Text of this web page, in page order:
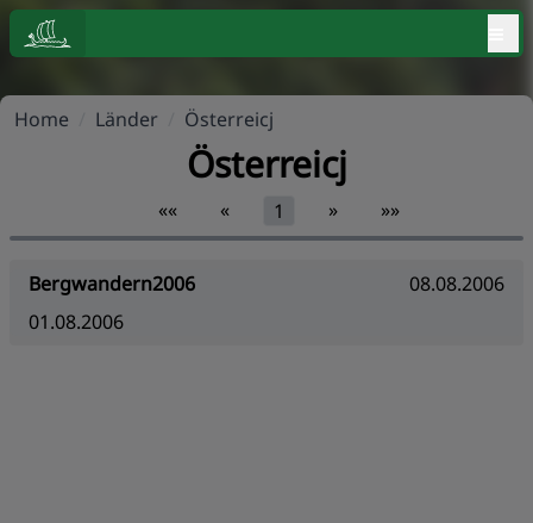
Home Länder Österreicj
Österreicj
«« « 1 » »»
Bergwandern2006
08.08.2006
01.08.2006